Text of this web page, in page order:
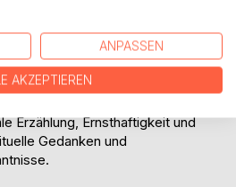
auf die großen Fragen von
Erzählung, Ernsthaftigkeit und
Gedanken und
ANPASSEN
AKZEPTIEREN